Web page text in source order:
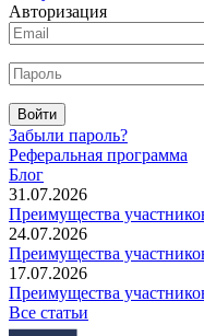
Авторизация
Войти
Забыли пароль?
Реферальная программа
Блог
31.07.2026
Преимущества
24.07.2026
Преимущества
17.07.2026
Преимущества
Все статьи